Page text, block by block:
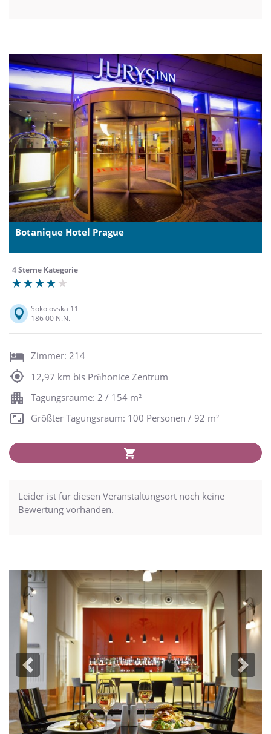
Botanique Hotel Prague
4 Sterne Kategorie
Sokolovska 11
186 00 N.N.
Zimmer: 214
12,97 km bis Prŭhonice Zentrum
Tagungsräume: 2 / 154 m²
Größter Tagungsraum: 100 Personen / 92 m²
Leider ist für diesen Veranstaltungsort noch keine
Bewertung vorhanden.
Previous Next